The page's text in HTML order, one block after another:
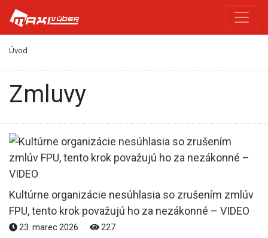
Úvod
Zmluvy
Kultúrne organizácie nesúhlasia so zrušením zmlúv
FPU, tento krok považujú ho za nezákonné – VIDEO
23. marec 2026 227